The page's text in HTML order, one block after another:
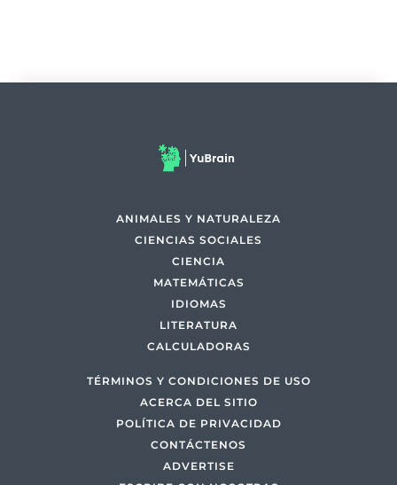
ANIMALES Y NATURALEZA
CIENCIAS SOCIALES
CIENCIA
MATEMÁTICAS
IDIOMAS
LITERATURA
CALCULADORAS
TÉRMINOS Y CONDICIONES DE USO
ACERCA DEL SITIO
POLÍTICA DE PRIVACIDAD
CONTÁCTENOS
ADVERTISE